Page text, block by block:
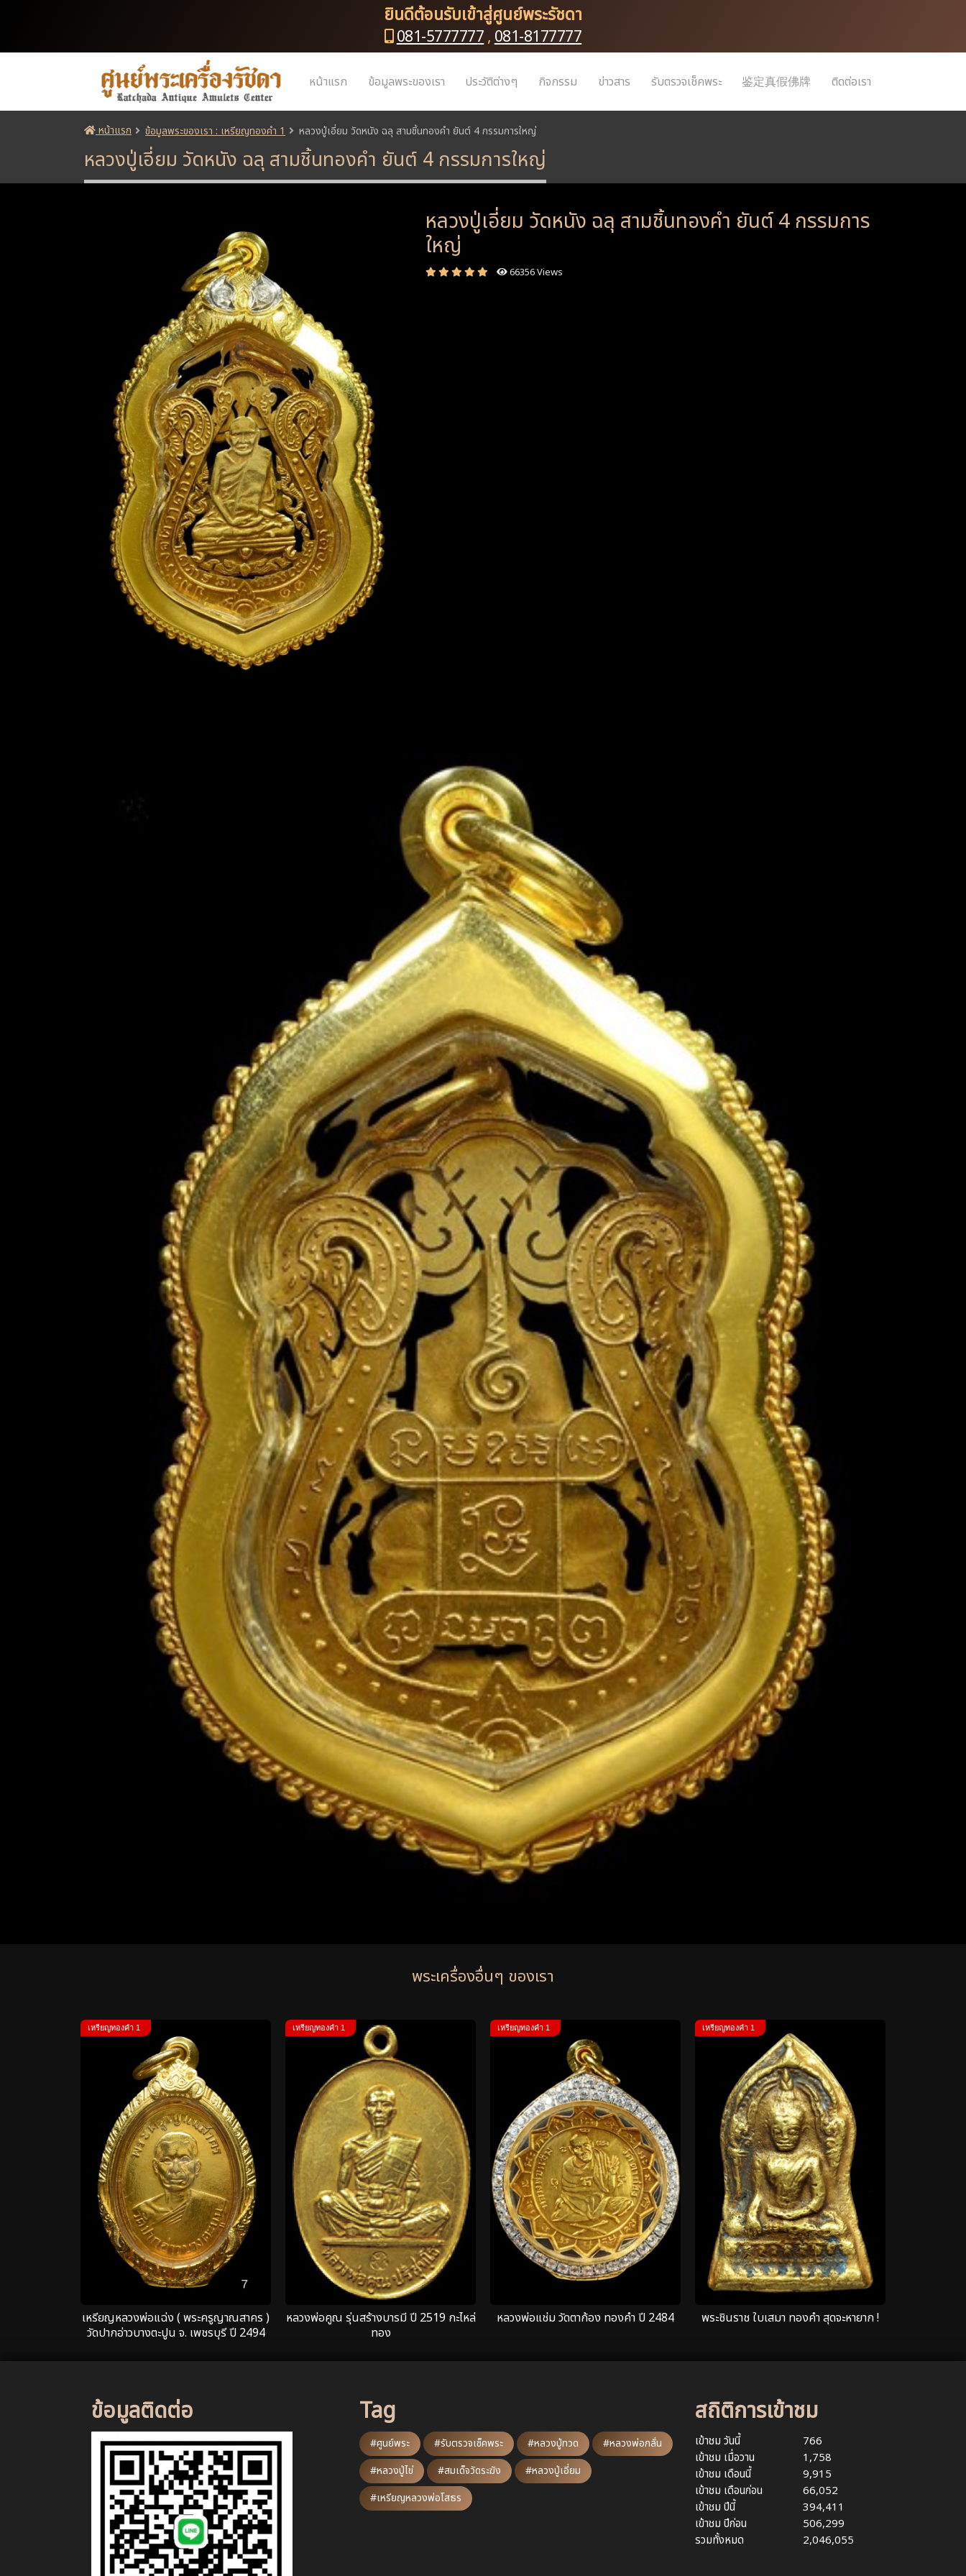
ยินดีต้อนรับเข้าสู่ศูนย์พระรัชดา
081-5777777, 081-8177777
หน้าแรก ข้อมูลพระของเรา ประวัติต่างๆ กิจกรรม ข่าวสาร รับตรวจเช็คพระ 鉴定真假佛牌 ติดต่อเรา
หน้าแรก ข้อมูลพระของเรา : เหรียญทองคำ 1 หลวงปู่เอี่ยม วัดหนัง ฉลุ สามชิ้นทองคำ ยันต์ 4 กรรมการใหญ่
หลวงปู่เอี่ยม วัดหนัง ฉลุ สามชิ้นทองคำ ยันต์ 4 กรรมการใหญ่
หลวงปู่เอี่ยม วัดหนัง ฉลุ สามชิ้นทองคำ ยันต์ 4 กรรมการ
ใหญ่
66356 Views
พระเครื่องอื่นๆ ของเรา
เหรียญทองคำ 1
เหรียญหลวงพ่อแฉ่ง ( พระครูญาณสาคร )
วัดปากอ่าวบางตะปูน จ. เพชรบุรี ปี 2494
เหรียญทองคำ 1
หลวงพ่อคูณ รุ่นสร้างบารมี ปี 2519 กะไหล่
ทอง
เหรียญทองคำ 1
หลวงพ่อแช่ม วัดตาก้อง ทองคำ ปี 2484
เหรียญทองคำ 1
พระชินราช ใบเสมา ทองคำ สุดจะหายาก !
ข้อมูลติดต่อ Tag
#ศูนย์พระ #รับตรวจเช็คพระ #หลวงปู่ทวด
#หลวงพ่อกลั่น
#หลวงปู่ไข่
#สมเด็จวัดระฆัง
#หลวงปู่เอี่ยม
#เหรียญหลวงพ่อโสธร
สถิติการเข้าชม
เข้าชม วันนี้
766
เข้าชม เมื่อวาน
1,758
เข้าชม เดือนนี้
9,915
เข้าชม เดือนก่อน
66,052
เข้าชม ปีนี้
394,411
เข้าชม ปีก่อน
506,299
รวมทั้งหมด
2,046,055